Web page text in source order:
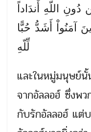
اللّهِ أَندَاداً
آمَنُواْ أَشَدُّ حُبًّا
لِّلّهِ
และในหมู่มนุษย์
จากอัลลอฮ์ ซึ่งพว
กับรักอัลลอฮ์ แต่